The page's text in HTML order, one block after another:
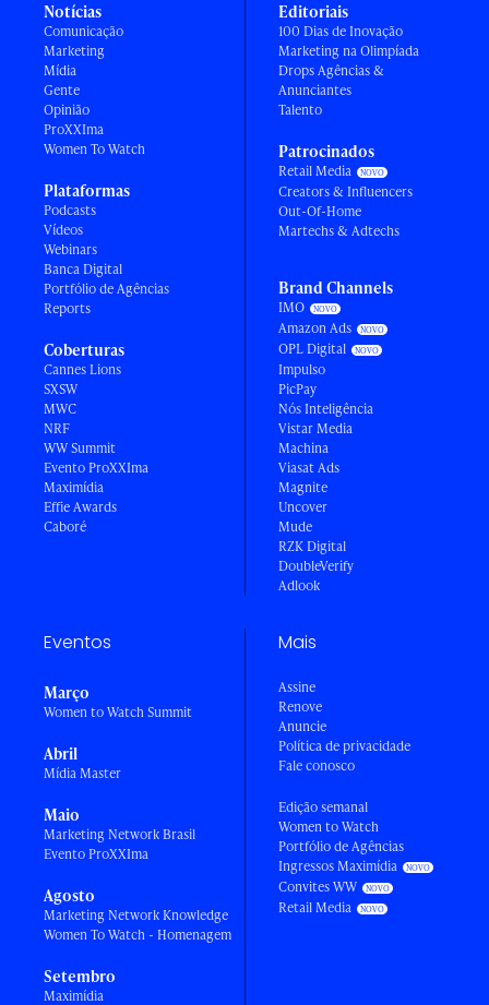
Notícias
Comunicação
Marketing
Mídia
Gente
Opinião
ProXXIma
Women To Watch
Plataformas
Podcasts
Vídeos
Webinars
Banca Digital
Portfólio de Agências
Reports
Coberturas
Cannes Lions
SXSW
MWC
NRF
WW Summit
Evento ProXXIma
Maximídia
Effie Awards
Caboré
Editoriais
100 Dias de Inovação
Marketing na Olimpíada
Drops Agências &
Anunciantes
Talento
Patrocinados
Retail Media
Creators & Influencers
Out-Of-Home
Martechs & Adtechs
Brand Channels
IMO
Amazon Ads
OPL Digital
Impulso
PicPay
Nós Inteligência
Vistar Media
Machina
Viasat Ads
Magnite
Uncover
Mude
RZK Digital
DoubleVerify
Adlook
Eventos
Março
Women to Watch Summit
Abril
Mídia Master
Maio
Marketing Network Brasil
Evento ProXXIma
Agosto
Marketing Network Knowledge
Women To Watch - Homenagem
Setembro
Maximídia
Mais
Assine
Renove
Anuncie
Política de privacidade
Fale conosco
Edição semanal
Women to Watch
Portfólio de Agências
Ingressos Maximídia
Convites WW
Retail Media